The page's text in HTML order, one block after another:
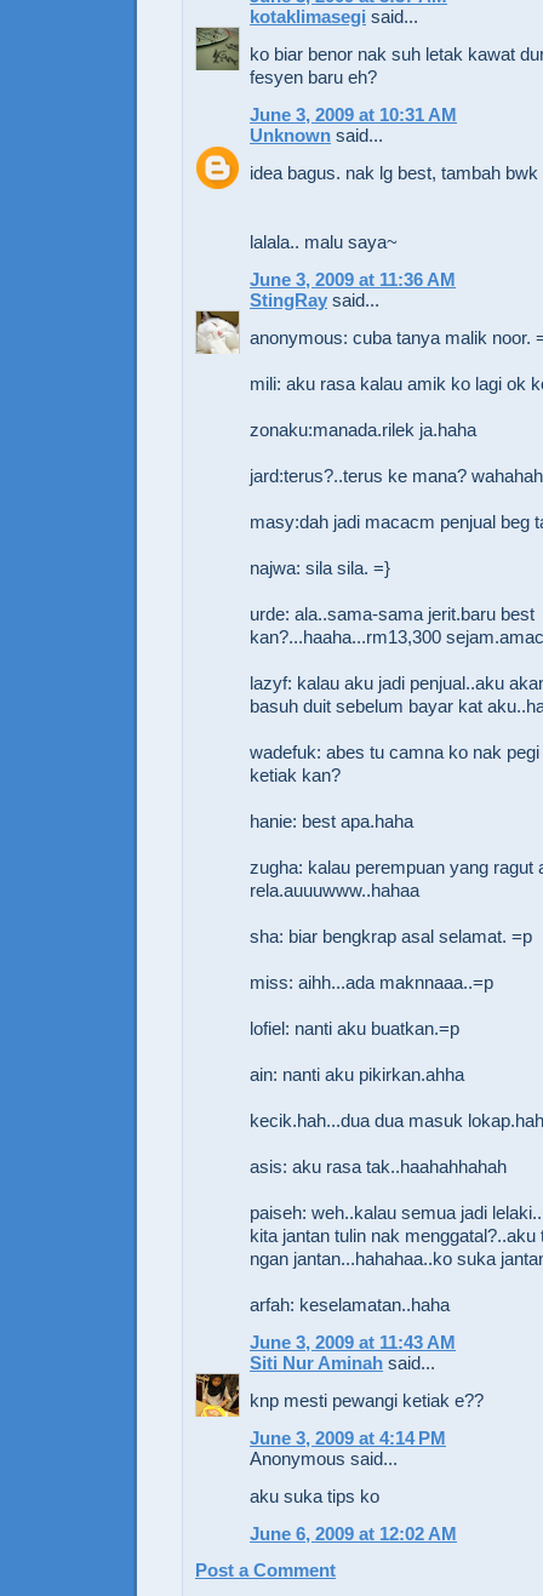
kotaklimasegi said...
ko biar benor nak suh letak kawat
fesyen baru eh?
June 3, 2009 at 10:31 AM
Unknown said...
idea bagus. nak lg best, tambah bwk
lalala.. malu saya~
June 3, 2009 at 11:36 AM
StingRay said...
anonymous: cuba tanya malik noor.
mili: aku rasa kalau amik ko lagi ok
zonaku:manada.rilek ja.haha
jard:terus?..terus ke mana?
masy:dah jadi macacm penjual beg
najwa: sila sila. =}
urde: ala..sama-sama jerit.baru best
kan?...haaha...rm13,300
lazyf: kalau aku jadi penjual..aku
basuh duit sebelum bayar kat
wadefuk: abes tu camna ko nak
ketiak kan?
hanie: best apa.haha
zugha: kalau perempuan yang ragut
rela.auuuwww..hahaa
sha: biar bengkrap asal selamat. =p
miss: aihh...ada maknnaaa..=p
lofiel: nanti aku buatkan.=p
ain: nanti aku pikirkan.ahha
kecik.hah...dua dua masuk
asis: aku rasa tak..haahahhahah
paiseh: weh..kalau semua jadi
kita jantan tulin nak menggatal?..aku
ngan jantan...hahahaa..ko suka
arfah: keselamatan..haha
June 3, 2009 at 11:43 AM
Siti Nur Aminah said...
knp mesti pewangi ketiak e??
June 3, 2009 at 4:14 PM
Anonymous said...
aku suka tips ko
June 6, 2009 at 12:02 AM
Post a Comment